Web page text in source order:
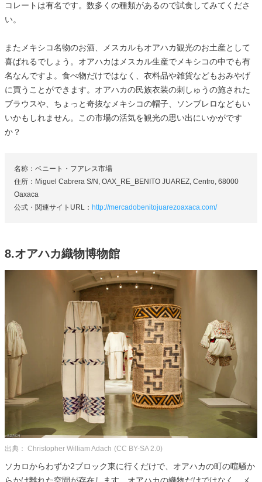
コレートは有名です。数多くの種類があるので試食してみてくださ
い。
またメキシコ名物のお酒、メスカルもオアハカ観光のお土産として
喜ばれるでしょう。オアハカはメスカル生産でメキシコの中でも有
名なんですよ。食べ物だけではなく、衣料品や雑貨などもおみやげ
に買うことができます。オアハカの民族衣装の刺しゅうの施された
ブラウスや、ちょっと奇抜なメキシコの帽子、ソンブレロなどもい
いかもしれません。この市場の活気を観光の思い出にいかがです
か？
名称：ベニート・フアレス市場
住所：Miguel Cabrera S/N, OAX_RE_BENITO JUAREZ, Centro, 68000
Oaxaca
公式・関連サイトURL： http://mercadobenitojuarezoaxaca.com/
8.オアハカ織物博物館
出典： Christopher William Adach (CC BY-SA 2.0)
ソカロからわずか2ブロック東に行くだけで、オアハカの町の喧騒か